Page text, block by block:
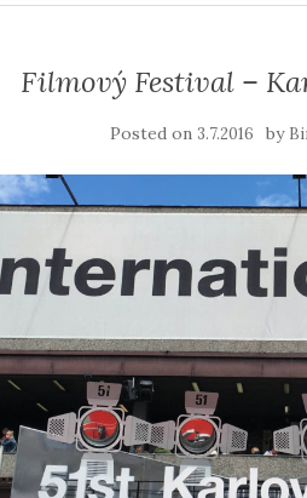
Filmový Festival –
Posted on 3.7.2016 by